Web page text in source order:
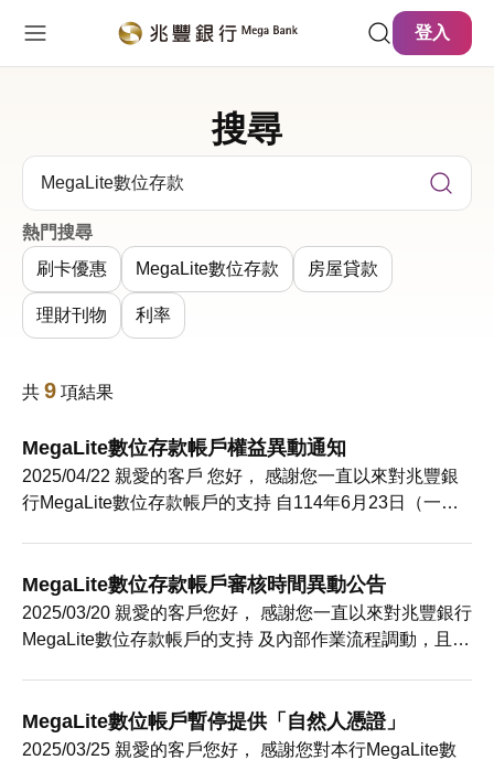
登入
搜尋
關鍵字搜尋
熱門搜尋
刷卡優惠
MegaLite數位存款 房屋貸款
理財刊物 利率
共 9 項結果
MegaLite數位存款帳戶權益異動通知
2025/04/22 親愛的客戶 您好， 感謝您一直以來對兆豐銀
行MegaLite數位存款帳戶的支持 自114年6月23日（一）
戶，其金融卡提款額度之每日累計提款限額為等值新臺幣
1萬元(自行ATM與他行ATM額度併計
MegaLite數位存款帳戶審核時間異動公告
2025/03/20 親愛的客戶您好， 感謝您一直以來對兆豐銀行
MegaLite數位存款帳戶的支持 及內部作業流程調動，且為
業處理時間將因申請案件類型及申請案件數量不同而有所
如您對審核進度有任何疑問，您可於雲端櫃台
MegaLite數位帳戶暫停提供「自然人憑證」
2025/03/25 親愛的客戶您好， 感謝您對本行MegaLite數